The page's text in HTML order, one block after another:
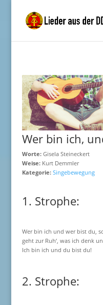
Wer bin ich,
Worte:Gisela Steineckert
Weise:Kurt Demmler
Kategorie: Singebewegung
1. Strophe:
Wer bin ich und wer bist du,
geht zur Ruh‘, was ich denk
Ich bin ich und du bist du!
2. Strophe: